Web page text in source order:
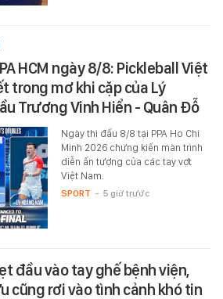
HCM ngày 8/8: Pickleball Việt
trong mơ khi cặp của Lý
Trương Vinh Hiển - Quân Đỗ
Ngày thi đấu 8/8 tại PPA Ho Chi
Minh 2026 chứng kiến màn trình
diễn ấn tượng của các tay vợt
Việt Nam.
SPORT - 5 giờ trước
đầu vào tay ghế bệnh viện,
cũng rơi vào tình cảnh khó tin